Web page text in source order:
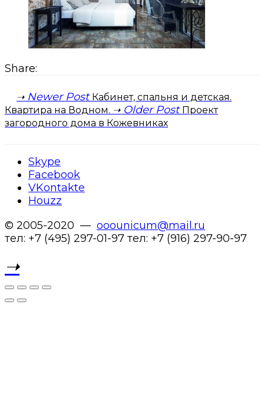
Share:
Newer Post Кабинет, спальня и детская.
Квартира на Водном.
Older Post Проект
загородного дома в Кожевниках
Skype
Facebook
VKontakte
Houzz
© 2005-2020 — ooounicum@mail.ru
тел: +7 (495) 297-01-97 тел: +7 (916) 297-90-97